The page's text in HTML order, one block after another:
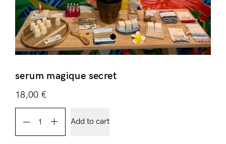
Lost Password?
Remember Me
Don’t have an account?
Register
serum magique secret
18,00 €
Add to cart